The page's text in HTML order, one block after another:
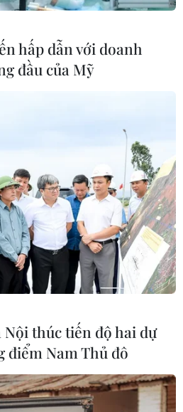
hấp dẫn với doanh
đầu của Mỹ
thúc tiến độ hai dự
điểm Nam Thủ đô